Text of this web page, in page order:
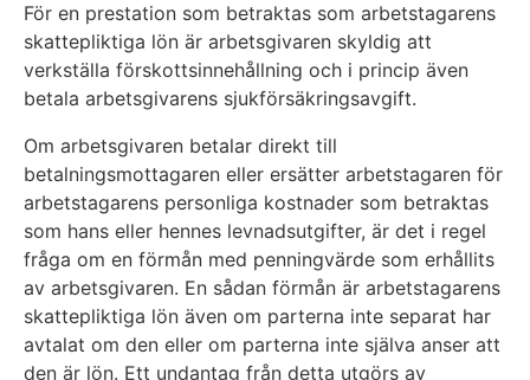
För en prestation som betraktas som arbetstagarens
skattepliktiga lön är arbetsgivaren skyldig att
verkställa förskottsinnehållning och i princip även
betala arbetsgivarens sjukförsäkringsavgift.
Om arbetsgivaren betalar direkt till
betalningsmottagaren eller ersätter arbetstagaren för
arbetstagarens personliga kostnader som betraktas
som hans eller hennes levnadsutgifter, är det i regel
fråga om en förmån med penningvärde som erhållits
av arbetsgivaren. En sådan förmån är arbetstagarens
skattepliktiga lön även om parterna inte separat har
avtalat om den eller om parterna inte själva anser att
den är lön. Ett undantag från detta utgörs av